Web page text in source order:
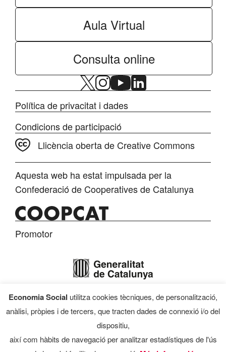
Aula Virtual
Consulta online
Política de privacitat i dades
Condicions de participació
Llicència oberta de Creative Commons
Aquesta web ha estat impulsada per la
Confederació de Cooperatives de Catalunya
Promotor
Finançament
Economia Social utilitza cookies tècniques, de personalització,
anàlisi, pròpies i de tercers, que tracten dades de connexió i/o del
dispositiu,
així com hàbits de navegació per analitzar estadístiques de l'ús